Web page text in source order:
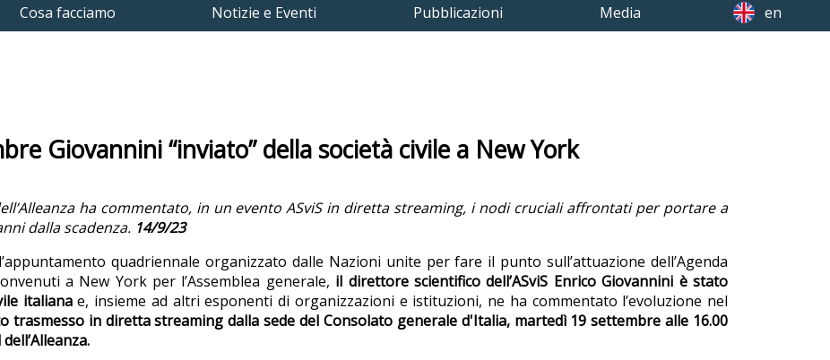
Cosa facciamo Notizie e Eventi Pubblicazioni Media en
Giovannini “inviato” della società civile a New York
ha commentato, in un evento ASviS in diretta streaming, i nodi cruciali affrontati per portare a
dalla scadenza. 14/9/23
quadriennale organizzato dalle Nazioni unite per fare il punto sull’attuazione dell’Agenda
a New York per l’Assemblea generale, il direttore scientifico dell’ASviS Enrico Giovannini è stato
italianae, insieme ad altri esponenti di organizzazioni e istituzioni, ne ha commentato l’evoluzione nel
trasmesso in diretta streaming dalla sede del Consolato generale d'Italia, martedì 19 settembre alle 16.00